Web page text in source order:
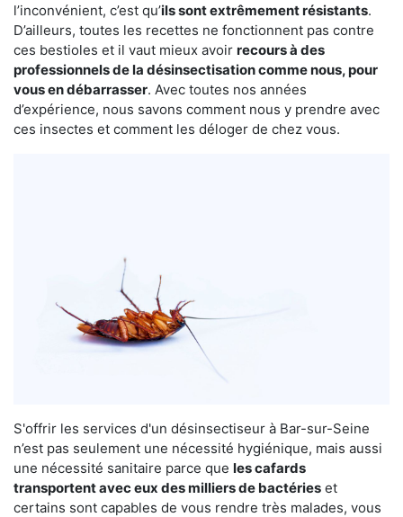
l’inconvénient, c’est qu’ils sont extrêmement résistants.
D’ailleurs, toutes les recettes ne fonctionnent pas contre
ces bestioles et il vaut mieux avoir recours à des
professionnels de la désinsectisation comme nous, pour
vous en débarrasser. Avec toutes nos années
d’expérience, nous savons comment nous y prendre avec
ces insectes et comment les déloger de chez vous.
S'offrir les services d'un désinsectiseur à Bar-sur-Seine
n’est pas seulement une nécessité hygiénique, mais aussi
une nécessité sanitaire parce que les cafards
transportent avec eux des milliers de bactéries et
certains sont capables de vous rendre très malades, vous